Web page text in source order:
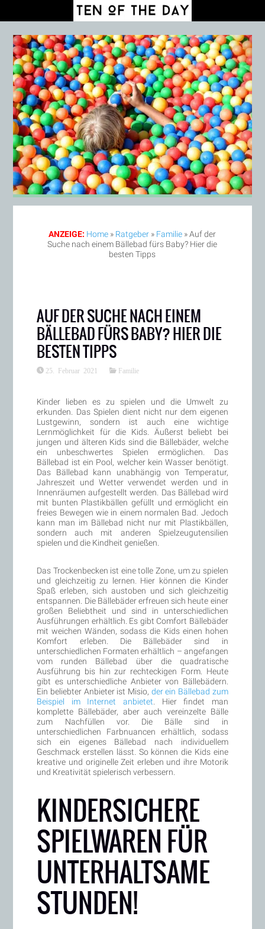
ANZEIGE: Home » Ratgeber » Familie »Auf der
Suche nach einem Bällebad fürs Baby? Hier die
besten Tipps
AUF DER SUCHE NACH EINEM
BÄLLEBAD FÜRS BABY? HIER DIE
BESTEN TIPPS
25. Februar 2021 Familie
Kinder lieben es zu spielen und die Umwelt zu
erkunden. Das Spielen dient nicht nur dem eigenen
Lustgewinn, sondern ist auch eine wichtige
Lernmöglichkeit für die Kids. Äußerst beliebt bei
jungen und älteren Kids sind die Bällebäder, welche
ein unbeschwertes Spielen ermöglichen. Das
Bällebad ist ein Pool, welcher kein Wasser benötigt.
Das Bällebad kann unabhängig von Temperatur,
Jahreszeit und Wetter verwendet werden und in
Innenräumen aufgestellt werden. Das Bällebad wird
mit bunten Plastikbällen gefüllt und ermöglicht ein
freies Bewegen wie in einem normalen Bad. Jedoch
kann man im Bällebad nicht nur mit Plastikbällen,
sondern auch mit anderen Spielzeugutensilien
spielen und die Kindheit genießen.
Das Trockenbecken ist eine tolle Zone, um zu spielen
und gleichzeitig zu lernen. Hier können die Kinder
Spaß erleben, sich austoben und sich gleichzeitig
entspannen. Die Bällebäder erfreuen sich heute einer
großen Beliebtheit und sind in unterschiedlichen
Ausführungen erhältlich. Es gibt Comfort Bällebäder
mit weichen Wänden, sodass die Kids einen hohen
Komfort erleben. Die Bällebäder sind in
unterschiedlichen Formaten erhältlich – angefangen
vom runden Bällebad über die quadratische
Ausführung bis hin zur rechteckigen Form. Heute
gibt es unterschiedliche Anbieter von Bällebädern.
Ein beliebter Anbieter ist Misio, der ein Bällebad zum
Beispiel im Internet anbietet . Hier findet man
komplette Bällebäder, aber auch vereinzelte Bälle
zum Nachfüllen vor. Die Bälle sind in
unterschiedlichen Farbnuancen erhältlich, sodass
sich ein eigenes Bällebad nach individuellem
Geschmack erstellen lässt. So können die Kids eine
kreative und originelle Zeit erleben und ihre Motorik
und Kreativität spielerisch verbessern.
KINDERSICHERE
SPIELWAREN FÜR
UNTERHALTSAME
STUNDEN!